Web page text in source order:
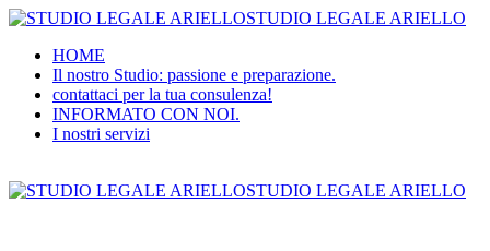
STUDIO LEGALE ARIELLO
HOME
Il nostro Studio: passione e preparazione.
contattaci per la tua consulenza!
INFORMATO CON NOI.
I nostri servizi
STUDIO LEGALE ARIELLO